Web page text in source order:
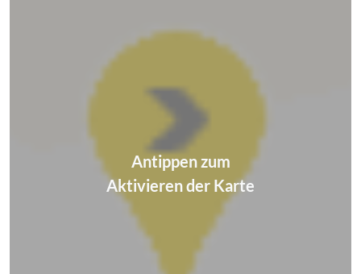
Antippen zum
Aktivieren der Karte